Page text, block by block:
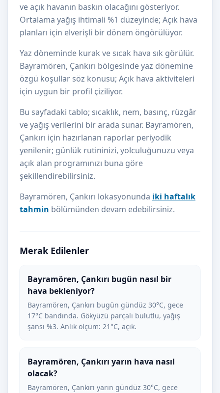
ve açık havanın baskın olacağını gösteriyor.
Ortalama yağış ihtimali %1 düzeyinde; Açık hava
planları için elverişli bir dönem öngörülüyor.
Yaz döneminde kurak ve sıcak hava sık görülür.
Bayramören, Çankırı bölgesinde yaz dönemine
özgü koşullar söz konusu; Açık hava aktiviteleri
için uygun bir profil çiziliyor.
Bu sayfadaki tablo; sıcaklık, nem, basınç, rüzgâr
ve yağış verilerini bir arada sunar. Bayramören,
Çankırı için hazırlanan raporlar periyodik
yenilenir; günlük rutininizi, yolculuğunuzu veya
açık alan programınızı buna göre
şekillendirebilirsiniz.
Bayramören, Çankırı lokasyonunda iki haftalık
tahmin bölümünden devam edebilirsiniz.
Merak Edilenler
Bayramören, Çankırı bugün nasıl bir
hava bekleniyor?
Bayramören, Çankırı bugün gündüz 30°C, gece
17°C bandında. Gökyüzü parçalı bulutlu, yağış
şansı %3. Anlık ölçüm: 21°C, açık.
Bayramören, Çankırı yarın hava nasıl
olacak?
Bayramören, Çankırı yarın gündüz 30°C, gece